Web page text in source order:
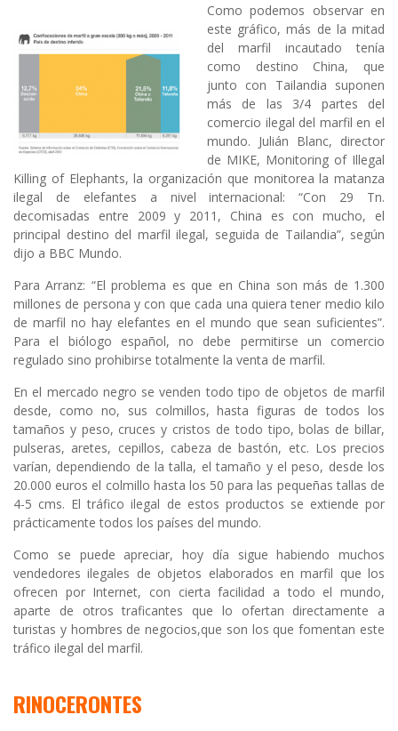
Como podemos observar en
este gráfico, más de la mitad
del marfil incautado tenía
como destino China, que
junto con Tailandia suponen
más de las 3/4 partes del
comercio ilegal del marfil en el
mundo. Julián Blanc, director
de MIKE, Monitoring of Illegal
Killing of Elephants, la organización que monitorea la matanza
ilegal de elefantes a nivel internacional: “Con 29 Tn.
decomisadas entre 2009 y 2011, China es con mucho, el
principal destino del marfil ilegal, seguida de Tailandia”, según
dijo a BBC Mundo.
Para Arranz: “El problema es que en China son más de 1.300
millones de persona y con que cada una quiera tener medio kilo
de marfil no hay elefantes en el mundo que sean suficientes”.
Para el biólogo español, no debe permitirse un comercio
regulado sino prohibirse totalmente la venta de marfil.
En el mercado negro se venden todo tipo de objetos de marfil
desde, como no, sus colmillos, hasta figuras de todos los
tamaños y peso, cruces y cristos de todo tipo, bolas de billar,
pulseras, aretes, cepillos, cabeza de bastón, etc. Los precios
varían, dependiendo de la talla, el tamaño y el peso, desde los
20.000 euros el colmillo hasta los 50 para las pequeñas tallas de
4-5 cms. El tráfico ilegal de estos productos se extiende por
prácticamente todos los países del mundo.
Como se puede apreciar, hoy día sigue habiendo muchos
vendedores ilegales de objetos elaborados en marfil que los
ofrecen por Internet, con cierta facilidad a todo el mundo,
aparte de otros traficantes que lo ofertan directamente a
turistas y hombres de negocios,que son los que fomentan este
tráfico ilegal del marfil.
RINOCERONTES